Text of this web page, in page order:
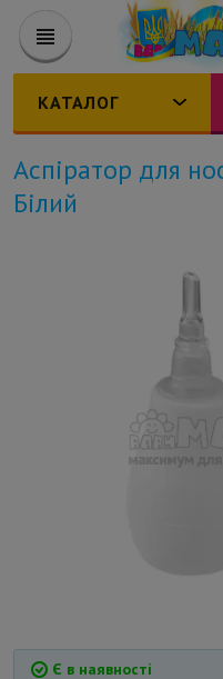
КАТАЛОГ
Аспіратор для
Білий
Є в наявності